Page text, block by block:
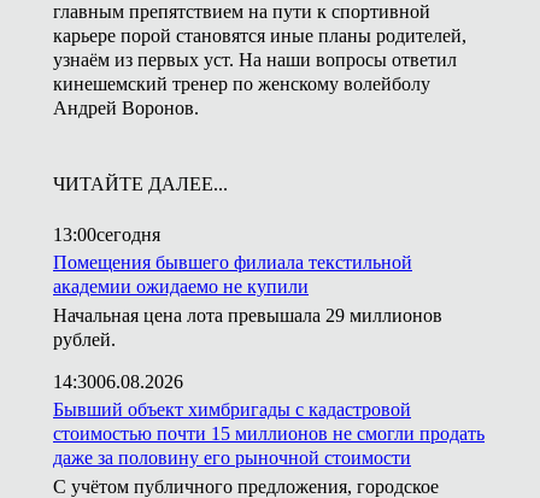
главным препятствием на пути к спортивной
карьере порой становятся иные планы родителей,
узнаём из первых уст. На наши вопросы ответил
кинешемский тренер по женскому волейболу
Андрей Воронов.
ЧИТАЙТЕ ДАЛЕЕ...
13:00сегодня
Помещения бывшего филиала текстильной
академии ожидаемо не купили
Начальная цена лота превышала 29 миллионов
рублей.
14:3006.08.2026
Бывший объект химбригады с кадастровой
стоимостью почти 15 миллионов не смогли продать
даже за половину его рыночной стоимости
С учётом публичного предложения, городское